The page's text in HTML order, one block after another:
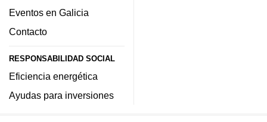
Eventos en Galicia
Contacto
RESPONSABILIDAD SOCIAL
Eficiencia energética
Ayudas para inversiones